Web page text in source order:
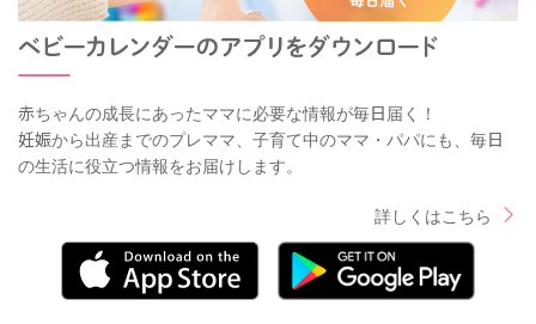
赤ちゃんの成長にあったママに必要な情報が毎日届く！
妊娠から出産までのプレママ、子育て中のママ・パパにも、毎日
の生活に役立つ情報をお届けします。
詳しくはこちら